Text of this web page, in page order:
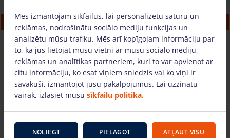
Alumīnija torņi (4m, MiniMax, platums 0.7
m)
14.42 €/dienā + PVN(3.03 €)
PIEVIENOT GROZAM
Kāpēc izvēlēties mūs?
Mēs izmantojam sīkfailus, lai personalizētu saturu un
reklāmas, nodrošinātu sociālo mediju funkcijas un
analizētu mūsu trafiku. Mēs arī kopīgojam informāciju par
to, kā jūs lietojat mūsu vietni ar mūsu sociālo mediju,
reklāmas un analītikas partneriem, kuri to var apvienot ar
citu informāciju, ko esat viņiem sniedzis vai ko viņi ir
savākuši, izmantojot jūsu pakalpojumus. Lai uzzinātu
vairāk, izlasiet mūsu sīkfailu politika.
NOLIEGT PIELĀGOT ATĻAUT VISU